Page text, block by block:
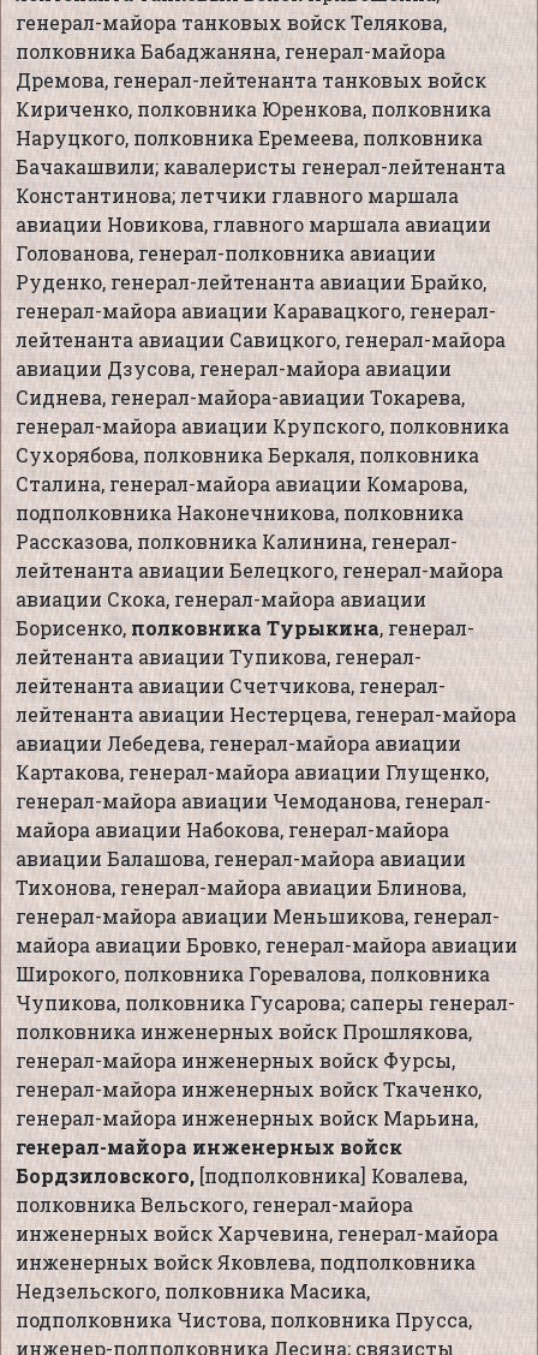
генерал-майора танковых войск Телякова,
полковника Бабаджаняна, генерал-майора
Дремова, генерал-лейтенанта танковых войск
Кириченко, полковника Юренкова, полковника
Наруцкого, полковника Еремеева, полковника
Бачакашвили; кавалеристы генерал-лейтенанта
Константинова; летчики главного маршала
авиации Новикова, главного маршала авиации
Голованова, генерал-полковника авиации
Руденко, генерал-лейтенанта авиации Брайко,
генерал-майора авиации Каравацкого, генерал-
лейтенанта авиации Савицкого, генерал-майора
авиации Дзусова, генерал-майора авиации
Сиднева, генерал-майора-авиации Токарева,
генерал-майора авиации Крупского, полковника
Сухорябова, полковника Беркаля, полковника
Сталина, генерал-майора авиации Комарова,
подполковника Наконечникова, полковника
Рассказова, полковника Калинина, генерал-
лейтенанта авиации Белецкого, генерал-майора
авиации Скока, генерал-майора авиации
Борисенко,полковника Турыкина, генерал-
лейтенанта авиации Тупикова, генерал-
лейтенанта авиации Счетчикова, генерал-
лейтенанта авиации Нестерцева, генерал-майора
авиации Лебедева, генерал-майора авиации
Картакова, генерал-майора авиации Глущенко,
генерал-майора авиации Чемоданова, генерал-
майора авиации Набокова, генерал-майора
авиации Балашова, генерал-майора авиации
Тихонова, генерал-майора авиации Блинова,
генерал-майора авиации Меньшикова, генерал-
майора авиации Бровко, генерал-майора авиации
Широкого, полковника Горевалова, полковника
Чупикова, полковника Гусарова; саперы генерал-
полковника инженерных войск Прошлякова,
генерал-майора инженерных войск Фурсы,
генерал-майора инженерных войск Ткаченко,
генерал-майора инженерных войск Марьина,
генерал-майора инженерных войск
Бордзиловского,[подполковника] Ковалева,
полковника Вельского, генерал-майора
инженерных войск Харчевина, генерал-майора
инженерных войск Яковлева, подполковника
Недзельского, полковника Масика,
подполковника Чистова, полковника Прусса,
инженер-подполковника Лесина; связисты